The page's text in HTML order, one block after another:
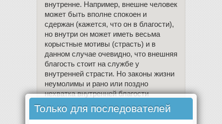
внутренне. Например, внешне человек
может быть вполне спокоен и
сдержан (кажется, что он в благости),
но внутри он может иметь весьма
корыстные мотивы (страсть) и в
данном случае очевидно, что внешняя
благость стоит на службе у
внутренней страсти. Но законы жизни
неумолимы и рано или поздно
нехватка внутренней благости
приведет к тому, что страсть выйдет
из-под контроля и все опять
Только для последователей